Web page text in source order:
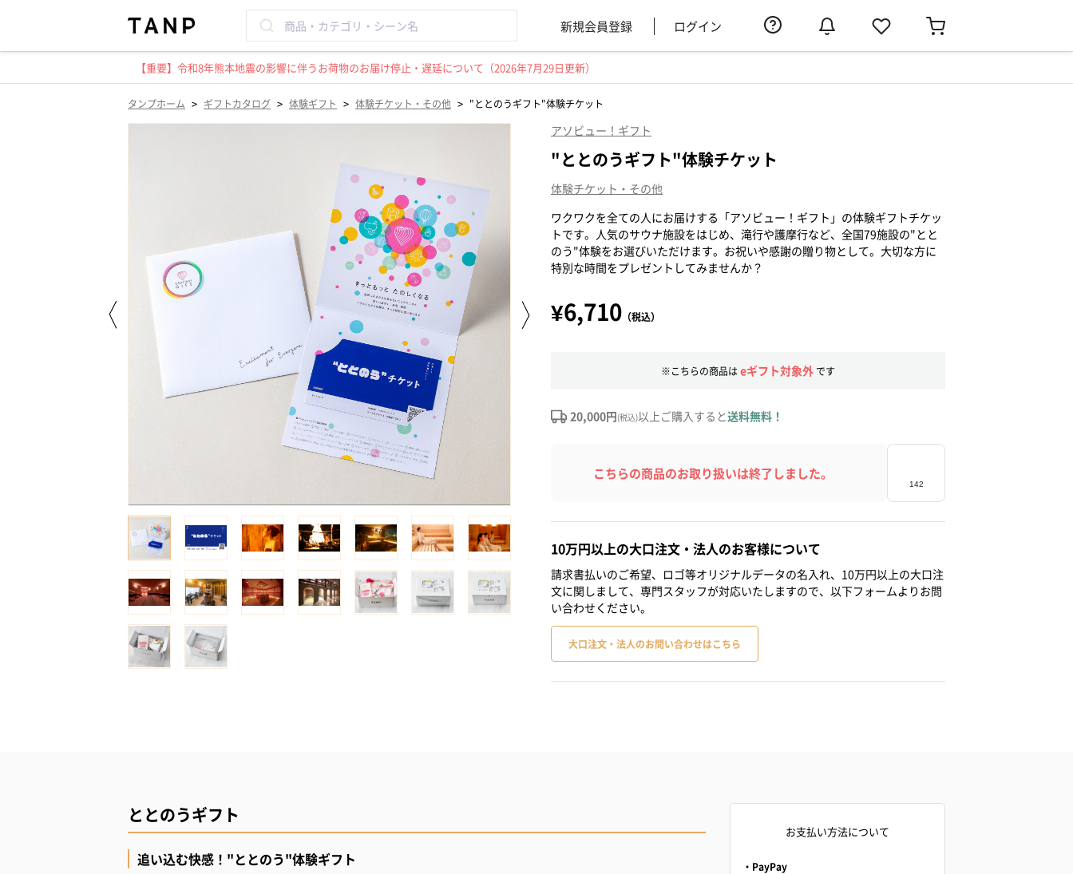
新規会員登録 ログイン
【重要】令和8年熊本地震の影響に伴うお荷物のお届け停止・遅延について（2026年7月29日更新）
タンプホーム > ギフトカタログ > 体験ギフト > 体験チケット・その他 > "ととのうギフト"体験チケット
アソビュー！ギフト
"ととのうギフト"体験チケット
体験チケット・その他
ワクワクを全ての人にお届けする「アソビュー！ギフト」の体験ギフトチケッ
トです。人気のサウナ施設をはじめ、滝行や護摩行など、全国79施設の"とと
のう"体験をお選びいただけます。お祝いや感謝の贈り物として。大切な方に
特別な時間をプレゼントしてみませんか？
¥6,710 （税込）
※こちらの商品はeギフト対象外 です
20,000円(税込)以上ご購入すると送料無料！
こちらの商品のお取り扱いは終了しました。
10万円以上の大口注文・法人のお客様について
請求書払いのご希望、ロゴ等オリジナルデータの名入れ、10万円以上の大口注
文に関しまして、専門スタッフが対応いたしますので、以下フォームよりお問
い合わせください。
大口注文・法人のお問い合わせはこちら
ととのうギフト
追い込む快感！"ととのう"体験ギフト
お支払い方法について
・PayPay